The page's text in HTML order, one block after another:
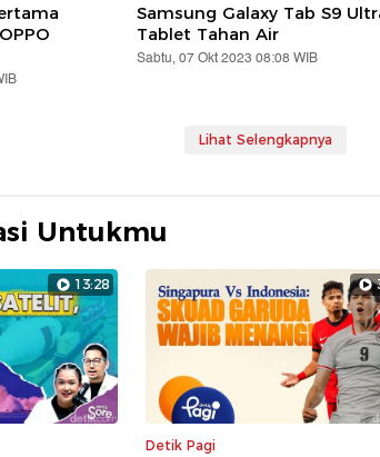
Samsung Galaxy Tab S9
Tablet Tahan Air
Sabtu, 07 Okt 2023 08:08 WIB
Lihat Selengkapnya
Untukmu
13:28
Detik Pagi